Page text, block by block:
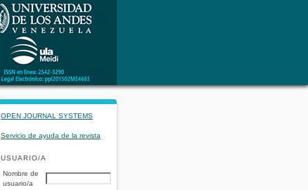
OPEN JOURNAL SYSTEMS
Servicio de ayuda de la revista
USUARIO/A
Nombre de
usuario/a